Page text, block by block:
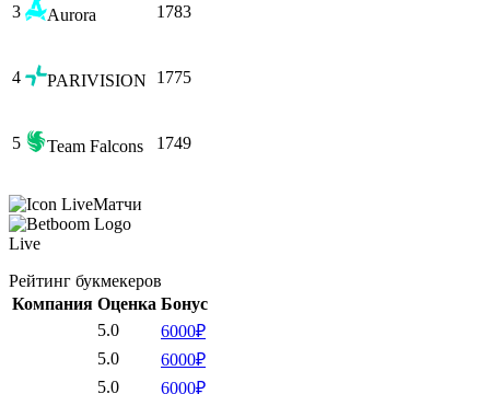
3 Aurora 1783
4 PARIVISION 1775
5 Team Falcons 1749
Матчи
Live
Рейтинг букмекеров
Компания Оценка Бонус
5.0
6000₽
5.0
6000₽
5.0
6000₽